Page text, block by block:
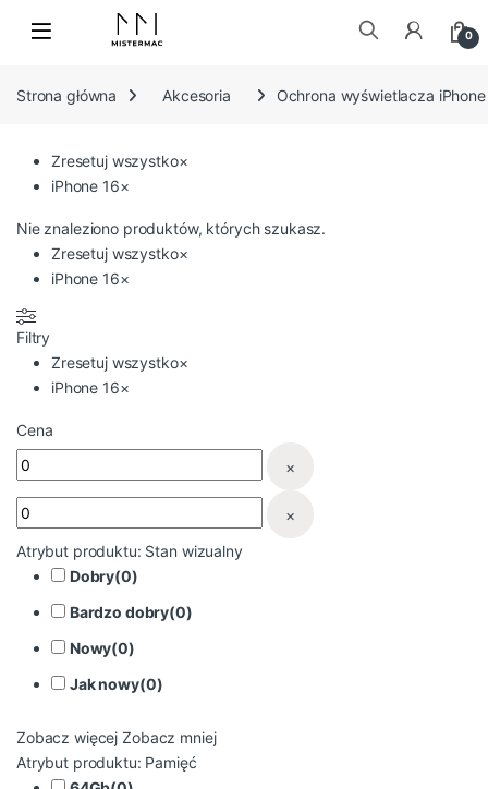
Skip to navigation
0
Strona główna
Akcesoria Ochrona wyświetlacza iPhone
Zresetuj wszystko×
iPhone 16×
Nie znaleziono produktów, których szukasz.
Zresetuj wszystko×
iPhone 16×
Filtry
Zresetuj wszystko×
iPhone 16×
Cena
×
×
Atrybut produktu: Stan wizualny
Dobry(0)
Bardzo dobry(0)
Nowy(0)
Jak nowy(0)
Zobacz więcej Zobacz mniej
Atrybut produktu: Pamięć